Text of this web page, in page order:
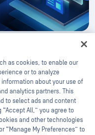
3 egyszerű
as cookies, to enable our
or to analyze
about your use of
analytics partners. This
to select ads and content
All,” you agree to
and other technologies
“Manage My Preferences” to
virtual assistant.
secure what's critical